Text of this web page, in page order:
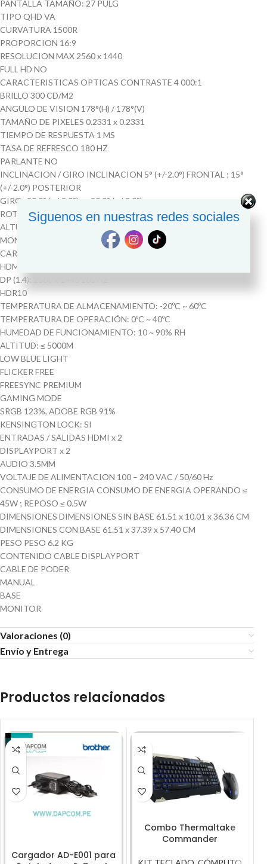
PANTALLA TAMAÑO: 27 PULG
TIPO QHD VA
CURVATURA 1500R
PROPORCION 16:9
RESOLUCION MAX 2560 x 1440
FULL HD NO
CARACTERISTICAS OPTICAS CONTRASTE 4 000:1
BRILLO 300 CD/M2
ANGULO DE VISION 178°(H) / 178°(V)
TAMAÑO DE PIXELES 0.2331 x 0.2331
TIEMPO DE RESPUESTA 1 MS
TASA DE REFRESCO 180 HZ
PARLANTE NO
INCLINACION / GIRO INCLINACION 5° (+/-2.0°) FRONTAL ; 15°
(+/-2.0°) POSTERIOR
GIRO -20.0° (+/-2.0°) -+ 20.0° (+/-2.0°)
ROTACION PIVOTE -90.0° (+/-2.0°) -+ 90.0° (+/-2.0°)
ALTURA REGULABLE 10 CM (+/- 0.5 CM)
MONTAJE DE PARED SI
CARACTERISTICAS VESA 10 x 10 CM
HDMI (2.1): 2560 x 1440 120HZ
DP (1.4): 2560 x 1440 165 HZ
HDR10
TEMPERATURA DE ALMACENAMIENTO: -20ºC ~ 60ºC
TEMPERATURA DE OPERACIÓN: 0ºC ~ 40ºC
HUMEDAD DE FUNCIONAMIENTO: 10 ~ 90% RH
ALTITUD: ≤ 5000M
LOW BLUE LIGHT
FLICKER FREE
FREESYNC PREMIUM
GAMING MODE
SRGB 123%, ADOBE RGB 91%
KENSINGTON LOCK: SI
ENTRADAS / SALIDAS HDMI x 2
DISPLAYPORT x 2
AUDIO 3.5MM
VOLTAJE DE ALIMENTACION 100 – 240 VAC / 50/60 Hz
CONSUMO DE ENERGIA CONSUMO DE ENERGIA OPERANDO ≤
45W ; REPOSO ≤ 0.5W
DIMENSIONES DIMENSIONES SIN BASE 61.51 x 10.01 x 36.36 CM
DIMENSIONES CON BASE 61.51 x 37.39 x 57.40 CM
PESO PESO 6.2 KG
CONTENIDO CABLE DISPLAYPORT
CABLE DE PODER
MANUAL
BASE
MONITOR
Valoraciones (0)
Envío y Entrega
Productos relacionados
Cargador AD-E001 para
Combo Thermaltake
Commander
Siguenos en nuestras redes sociales